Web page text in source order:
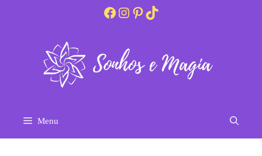
Facebook
Instagram
Pinterest
TikTok
Menu